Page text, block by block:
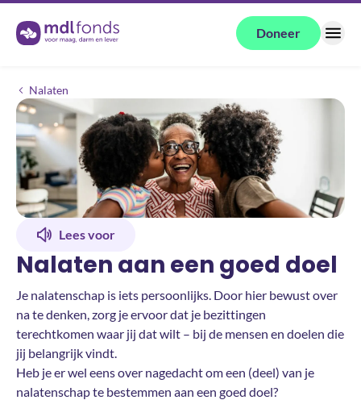
Terug naar de homepage Doneer
Help mee
Nalaten
Nalaten aan een goed doel
Lees voor
Nalaten aan een goed doel
Je nalatenschap is iets persoonlijks. Door hier bewust over
na te denken, zorg je ervoor dat je bezittingen
terechtkomen waar jij dat wilt – bij de mensen en doelen die
jij belangrijk vindt.
Heb je er wel eens over nagedacht om een (deel) van je
nalatenschap te bestemmen aan een goed doel?